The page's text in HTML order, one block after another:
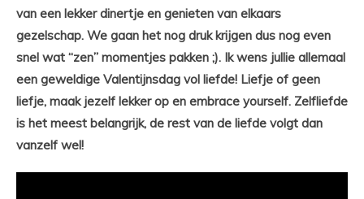
van een lekker dinertje en genieten van elkaars
gezelschap. We gaan het nog druk krijgen dus nog even
snel wat “zen” momentjes pakken ;). Ik wens jullie allemaal
een geweldige Valentijnsdag vol liefde! Liefje of geen
liefje, maak jezelf lekker op en embrace yourself. Zelfliefde
is het meest belangrijk, de rest van de liefde volgt dan
vanzelf wel!